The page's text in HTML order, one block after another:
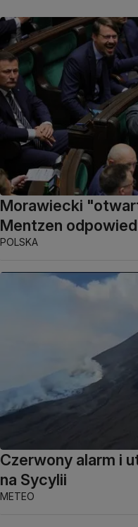
Morawiecki
Mentzen
POLSKA
Czerwony alarm i
na Sycylii
METEO